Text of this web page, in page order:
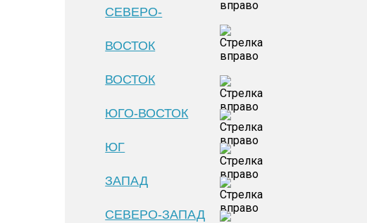
СЕВЕРО-
ВОСТОК
ВОСТОК
ЮГО-ВОСТОК
ЮГ
ЗАПАД
СЕВЕРО-ЗАПАД